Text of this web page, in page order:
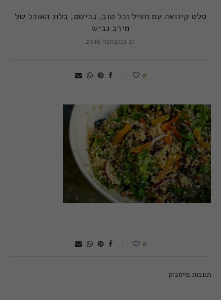
סלט קינואה עם חציל וכל טוב, גבישס, בלוג האוכל של
מירב גביש
21 בנובמבר 2016
0
0
תגובות פייסבוק